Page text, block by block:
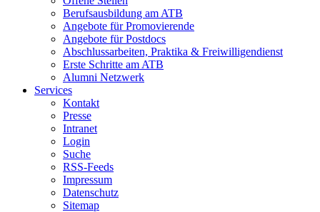
Berufsausbildung am ATB
Angebote für Promovierende
Angebote für Postdocs
Abschlussarbeiten, Praktika & Freiwilligendienst
Erste Schritte am ATB
Alumni Netzwerk
Services
Kontakt
Presse
Intranet
Login
Suche
RSS-Feeds
Impressum
Datenschutz
Sitemap